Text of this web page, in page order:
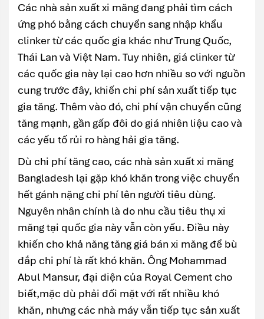
Các nhà sản xuất xi măng đang phải tìm cách
ứng phó bằng cách chuyển sang nhập khẩu
clinker từ các quốc gia khác như Trung Quốc,
Thái Lan và Việt Nam. Tuy nhiên, giá clinker từ
các quốc gia này lại cao hơn nhiều so với nguồn
cung trước đây, khiến chi phí sản xuất tiếp tục
gia tăng. Thêm vào đó, chi phí vận chuyển cũng
tăng mạnh, gần gấp đôi do giá nhiên liệu cao và
các yếu tố rủi ro hàng hải gia tăng.
Dù chi phí tăng cao, các nhà sản xuất xi măng
Bangladesh lại gặp khó khăn trong việc chuyển
hết gánh nặng chi phí lên người tiêu dùng.
Nguyên nhân chính là do nhu cầu tiêu thụ xi
măng tại quốc gia này vẫn còn yếu. Điều này
khiến cho khả năng tăng giá bán xi măng để bù
đắp chi phí là rất khó khăn. Ông Mohammad
Abul Mansur, đại diện của Royal Cement cho
biết,mặc dù phải đối mặt với rất nhiều khó
khăn, nhưng các nhà máy vẫn tiếp tục sản xuất